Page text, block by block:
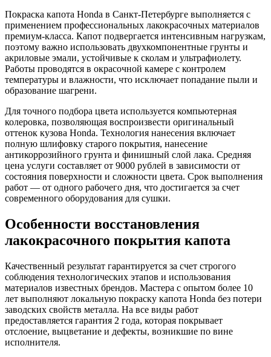
Покраска капота Honda в Санкт-Петербурге выполняется с
применением профессиональных лакокрасочных материалов
премиум-класса. Капот подвергается интенсивным нагрузкам,
поэтому важно использовать двухкомпонентные грунты и
акриловые эмали, устойчивые к сколам и ультрафиолету.
Работы проводятся в окрасочной камере с контролем
температуры и влажности, что исключает попадание пыли и
образование шагрени.
Для точного подбора цвета используется компьютерная
колеровка, позволяющая воспроизвести оригинальный
оттенок кузова Honda. Технология нанесения включает
полную шлифовку старого покрытия, нанесение
антикоррозийного грунта и финишный слой лака. Средняя
цена услуги составляет от 9000 рублей в зависимости от
состояния поверхности и сложности цвета. Срок выполнения
работ — от одного рабочего дня, что достигается за счет
современного оборудования для сушки.
Особенности восстановления
лакокрасочного покрытия капота
Качественный результат гарантируется за счет строгого
соблюдения технологических этапов и использования
материалов известных брендов. Мастера с опытом более 10
лет выполняют локальную покраску капота Honda без потери
заводских свойств металла. На все виды работ
предоставляется гарантия 2 года, которая покрывает
отслоение, выцветание и дефекты, возникшие по вине
исполнителя.